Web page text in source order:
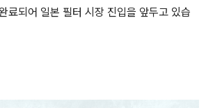
료되어 일본 필터 시장 진입을 앞두고 있습